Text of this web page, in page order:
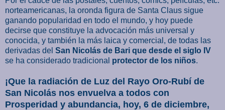
norteamericanas, la oronda figura de Santa Claus sigue
ganando popularidad en todo el mundo, y hoy puede
decirse que constituye la advocación más universal y
conocida, y también la más laica y comercial, de todas las
derivadas del San Nicolás de Bari que desde el siglo IV
se ha considerado tradicional protector de los niños.
¡Que la radiación de Luz del Rayo Oro-Rubí de
San Nicolás nos envuelva a todos con
Prosperidad y abundancia, hoy, 6 de diciembre,